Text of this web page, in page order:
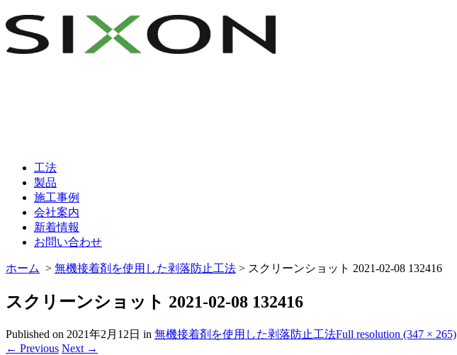
工法
製品
施工事例
会社案内
新着情報
お問い合わせ
ホーム > 無機接着剤を使用した剥落防止工法 > スクリーンショット 2021-02-08 132416
スクリーンショット 2021-02-08 132416
Published on 2021年2月12日 in 無機接着剤を使用した剥落防止工法Full resolution (347 × 265)
← Previous Next →